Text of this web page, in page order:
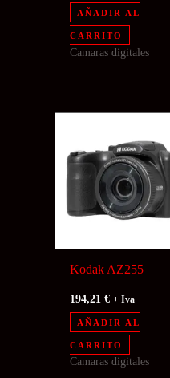
AÑADIR AL
CARRITO
Camaras digitales
Kodak AZ255
194,21€ + Iva
AÑADIR AL
CARRITO
Camaras digitales